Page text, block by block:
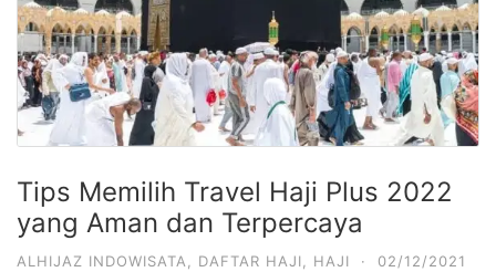
Tips Memilih Travel Haji Plus 2022
yang Aman dan Terpercaya
ALHIJAZ INDOWISATA DAFTAR HAJI HAJI · 02/12/2021